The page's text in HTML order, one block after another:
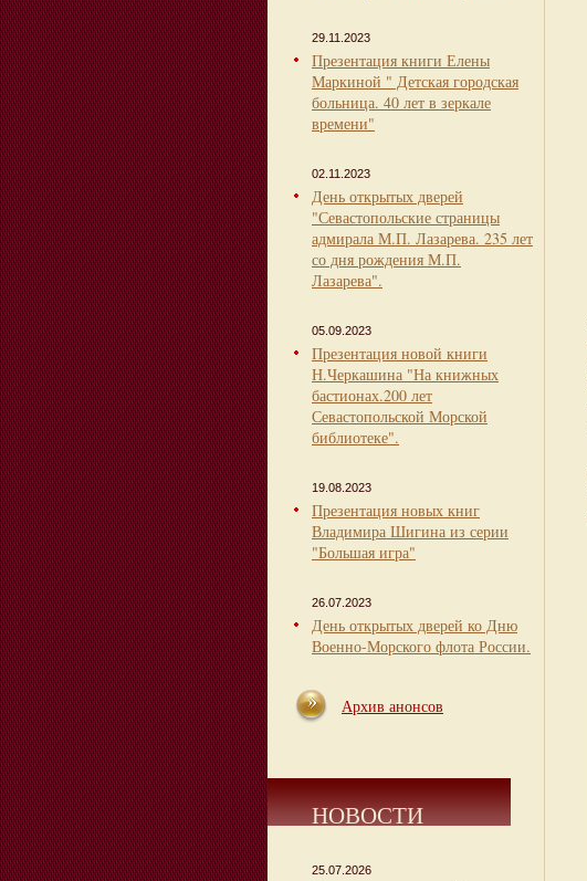
29.11.2023
Презентация книги Елены
Маркиной " Детская городская
больница. 40 лет в зеркале
времени"
02.11.2023
День открытых дверей
"Севастопольские страницы
адмирала М.П. Лазарева. 235 лет
со дня рождения М.П.
Лазарева".
05.09.2023
Презентация новой книги
Н.Черкашина "На книжных
бастионах.200 лет
Севастопольской Морской
библиотеке".
19.08.2023
Презентация новых книг
Владимира Шигина из серии
"Большая игра"
26.07.2023
День открытых дверей ко Дню
Военно-Морского флота России.
Архив анонсов
НОВОСТИ
25.07.2026